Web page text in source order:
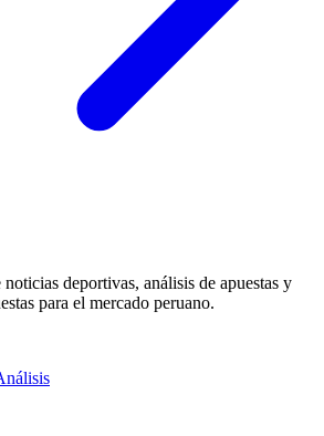
deportivas, análisis de apuestas y
para el mercado peruano.